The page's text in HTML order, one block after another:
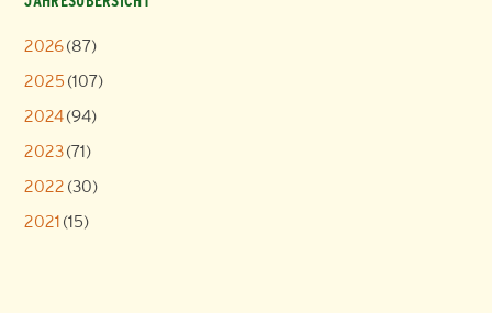
2026(87)
2025 (107)
2024(94)
2023(71)
2022 (30)
2021 (15)